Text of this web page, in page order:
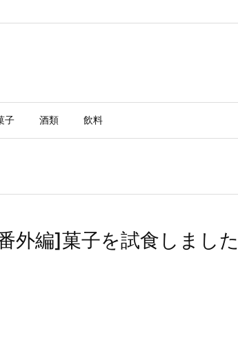
子 酒類 飲料
外編]菓子を試食しました